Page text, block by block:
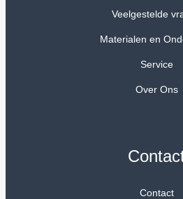
Veelgestelde
Materialen en
Service
Over Ons
Contact